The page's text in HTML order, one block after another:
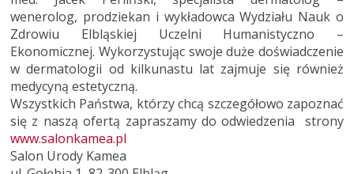
wenerolog, prodziekan i wykładowca Wydziału Nauk o
Zdrowiu Elbląskiej Uczelni Humanistyczno –
Ekonomicznej. Wykorzystując swoje duże doświadczenie
w dermatologii od kilkunastu lat zajmuje się również
medycyną estetyczną.
Wszystkich Państwa, którzy chcą szczegółowo zapoznać
się z naszą ofertą zapraszamy do odwiedzenia strony
www.salonkamea.pl
Salon Urody Kamea